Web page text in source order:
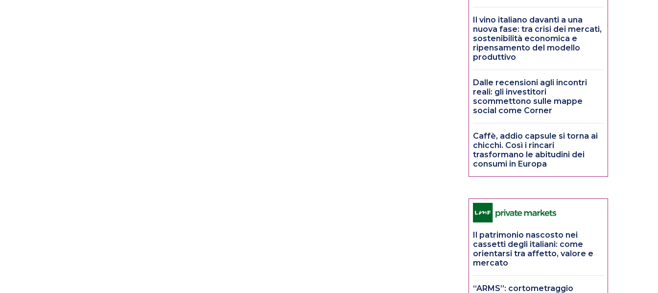
Il vino italiano davanti a una
nuova fase: tra crisi dei mercati,
sostenibilità economica e
ripensamento del modello
produttivo
Dalle recensioni agli incontri
reali: gli investitori
scommettono sulle mappe
social come Corner
Caffè, addio capsule si torna ai
chicchi. Così i rincari
trasformano le abitudini dei
consumi in Europa
Il patrimonio nascosto nei
cassetti degli italiani: come
orientarsi tra affetto, valore e
mercato
“ARMS”: cortometraggio